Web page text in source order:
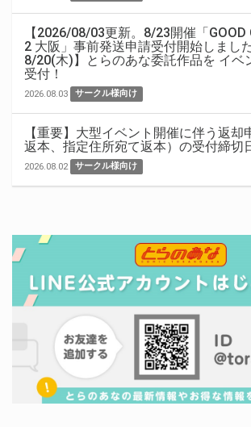
【2026/08/03更新。8/23開催「GOOD
2 大阪」事前発送申請受付開始しまし
8/20(木)】とらのあな委託作品を イベ
受付！
2026.08.03 サークル様向け
【重要】大型イベント開催に伴う返却
返本、指定住所宛て返本）の受付締切
2026.08.02 サークル様向け